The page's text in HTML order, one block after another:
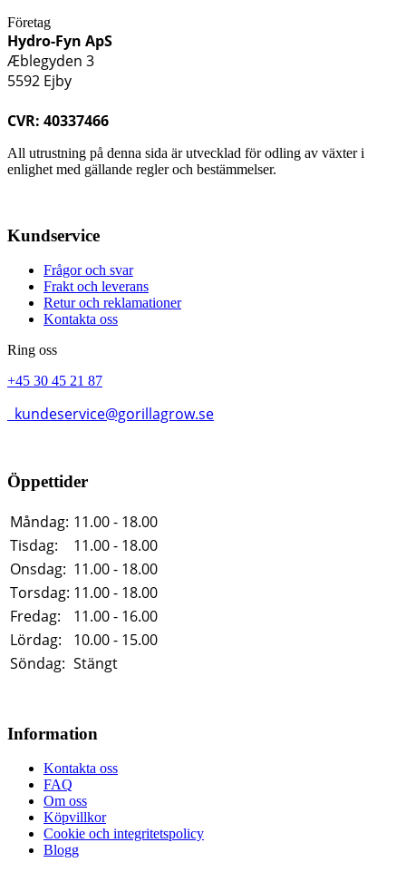
Företag
Hydro-Fyn ApS
Æblegyden 3
5592 Ejby
CVR: 40337466
All utrustning på denna sida är utvecklad för odling av växter i
enlighet med gällande regler och bestämmelser.
Kundservice
Frågor och svar
Frakt och leverans
Retur och reklamationer
Kontakta oss
Ring oss
+45 30 45 21 87
kundeservice@gorillagrow.se
Öppettider
Måndag: 11.00 - 18.00
Tisdag:
11.00 - 18.00
Onsdag: 11.00 - 18.00
Torsdag: 11.00 - 18.00
Fredag:
11.00 - 16.00
Lördag:
10.00 - 15.00
Söndag: Stängt
Information
Kontakta oss
FAQ
Om oss
Köpvillkor
Cookie och integritetspolicy
Blogg